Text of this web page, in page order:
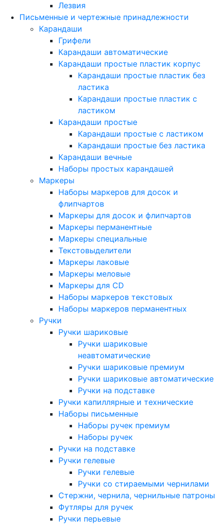
Лезвия
Письменные и чертежные принадлежности
Карандаши
Грифели
Карандаши автоматические
Карандаши простые пластик корпус
Карандаши простые пластик без
ластика
Карандаши простые пластик с
ластиком
Карандаши простые
Карандаши простые с ластиком
Карандаши простые без ластика
Карандаши вечные
Наборы простых карандашей
Маркеры
Наборы маркеров для досок и
флипчартов
Маркеры для досок и флипчартов
Маркеры перманентные
Маркеры специальные
Текстовыделители
Маркеры лаковые
Маркеры меловые
Маркеры для CD
Наборы маркеров текстовых
Наборы маркеров перманентных
Ручки
Ручки шариковые
Ручки шариковые
неавтоматические
Ручки шариковые премиум
Ручки шариковые автоматические
Ручки на подставке
Ручки капиллярные и технические
Наборы письменные
Наборы ручек премиум
Наборы ручек
Ручки на подставке
Ручки гелевые
Ручки гелевые
Ручки со стираемыми чернилами
Стержни, чернила, чернильные патроны
Футляры для ручек
Ручки перьевые